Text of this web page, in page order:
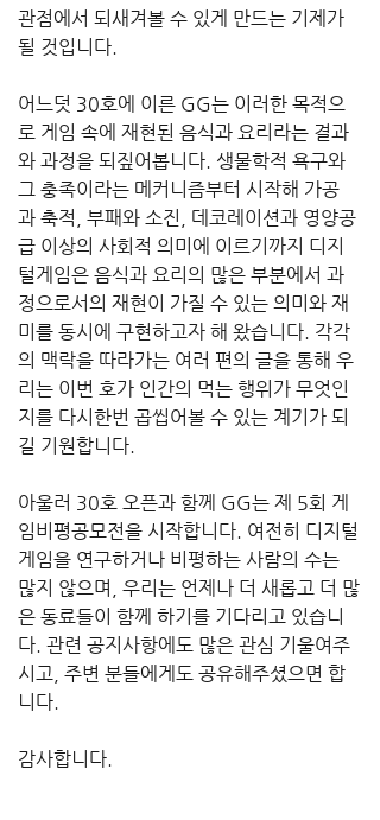
관점에서 되새겨볼 수 있게 만드는 기제가
될 것입니다.
어느덧 30호에 이른 GG는 이러한 목적으
로 게임 속에 재현된 음식과 요리라는 결과
와 과정을 되짚어봅니다. 생물학적 욕구와
그 충족이라는 메커니즘부터 시작해 가공
과 축적, 부패와 소진, 데코레이션과 영양공
급 이상의 사회적 의미에 이르기까지 디지
털게임은 음식과 요리의 많은 부분에서 과
정으로서의 재현이 가질 수 있는 의미와 재
미를 동시에 구현하고자 해 왔습니다. 각각
의 맥락을 따라가는 여러 편의 글을 통해 우
리는 이번 호가 인간의 먹는 행위가 무엇인
지를 다시한번 곱씹어볼 수 있는 계기가 되
길 기원합니다.
아울러 30호 오픈과 함께 GG는 제 5회 게
임비평공모전을 시작합니다. 여전히 디지털
게임을 연구하거나 비평하는 사람의 수는
많지 않으며, 우리는 언제나 더 새롭고 더 많
은 동료들이 함께 하기를 기다리고 있습니
다. 관련 공지사항에도 많은 관심 기울여주
시고, 주변 분들에게도 공유해주셨으면 합
니다.
감사합니다.